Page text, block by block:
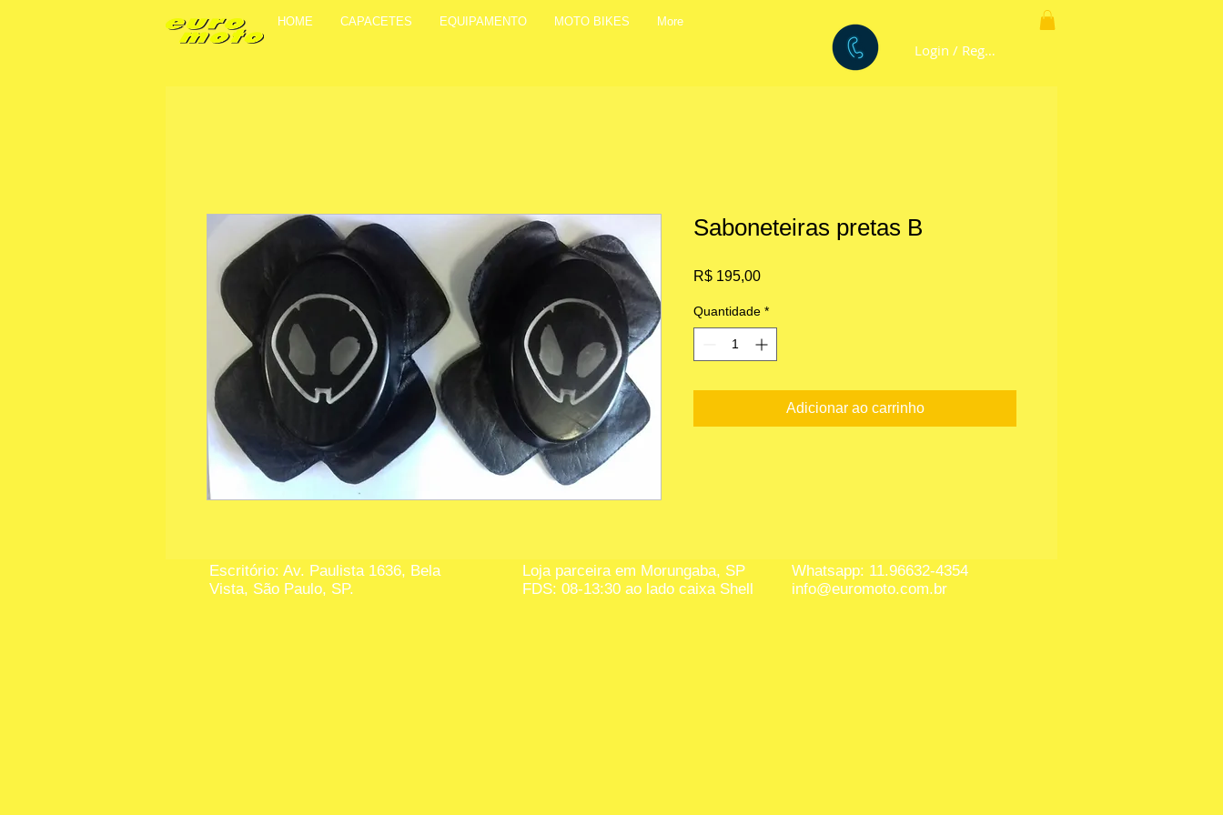
HOME CAPACETES EQUIPAMENTO MOTO BIKES More
Login / Registre-se
Saboneteiras pretas B
R$ 195,00Preço
Quantidade *
Adicionar ao carrinho
Escritório: Av. Paulista 1636, Bela
Vista, São Paulo, SP.
Loja parceira em Morungaba, SP
FDS: 08-13:30 ao lado caixa Shell
Whatsapp: 11.96632-4354
info@euromoto.com.br